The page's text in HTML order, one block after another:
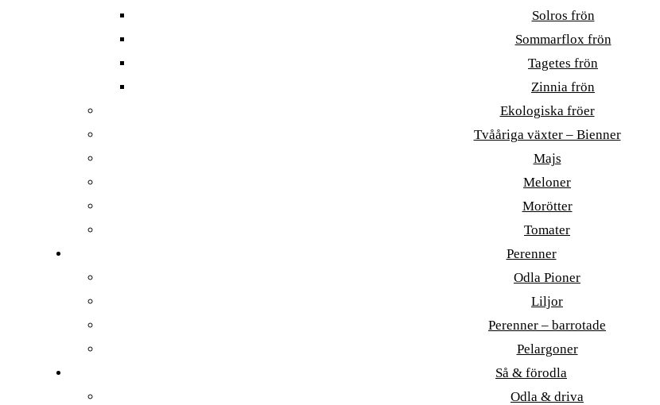
Solros frön
Sommarflox frön
Tagetes frön
Zinnia frön
Ekologiska fröer
Tvååriga växter – Bienner
Majs
Meloner
Morötter
Tomater
Perenner
Odla Pioner
Liljor
Perenner – barrotade
Pelargoner
Så & förodla
Odla & driva